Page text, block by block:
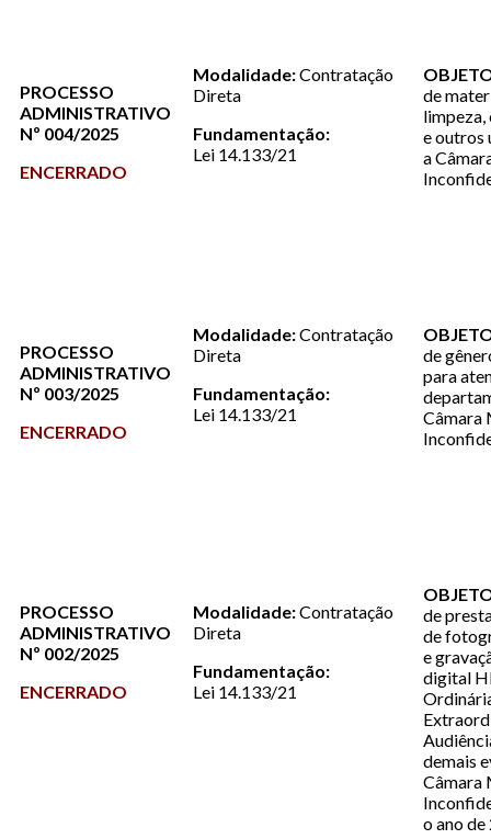
PROCESSO
ADMINISTRATIVO
Nº 004/2025
ENCERRADO
Modalidade:Contratação
Direta
Fundamentação:
Lei 14.133/21
de
limpeza,
e outros
a
PROCESSO
ADMINISTRATIVO
Nº 003/2025
ENCERRADO
Modalidade:Contratação
Direta
Fundamentação:
Lei 14.133/21
de
para
Câmara
PROCESSO
ADMINISTRATIVO
Nº 002/2025
ENCERRADO
Modalidade:Contratação
Direta
Fundamentação:
Lei 14.133/21
de
de
e
digital
demais
Câmara
o ano de